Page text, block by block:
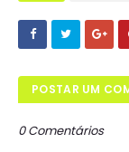
POSTAR UM
0 Comentários